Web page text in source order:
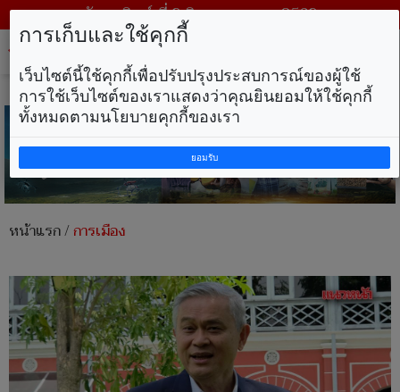
วันอาทิตย์ ที่ 9 สิงหาคม พ.ศ. 2569
หน้าแรก/การเมือง
การเก็บและใช้คุกกี้
เว็บไซต์นี้ใช้คุกกี้เพื่อปรับปรุงประสบการณ์ของผู้ใช้
การใช้เว็บไซต์ของเราแสดงว่าคุณยินยอมให้ใช้คุกกี้
ทั้งหมดตามนโยบายคุกกี้ของเรา
ยอมรับ